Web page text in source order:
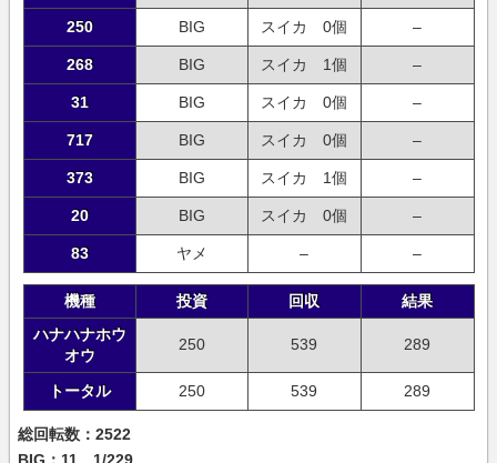
250 BIG スイカ 0個 –
268 BIG スイカ 1個 –
31 BIG スイカ 0個 –
717 BIG スイカ 0個 –
373 BIG スイカ 1個 –
20 BIG スイカ 0個 –
83 ヤメ – –
機種 投資 回収
結果
ハナハナホウ
オウ
250 539 289
トータル 250 539 289
総回転数：2522